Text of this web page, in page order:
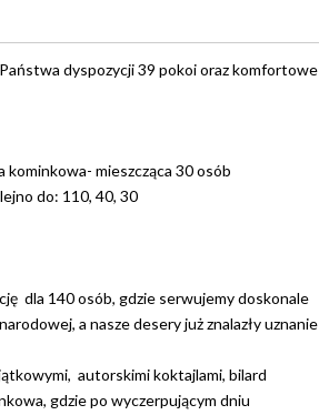
dyspozycji 39 pokoi oraz komfortowe
kominkowa- mieszcząca 30 osób
do: 110, 40, 30
dla 140 osób, gdzie serwujemy doskonale
a nasze desery już znalazły uznanie
autorskimi koktajlami, bilard
gdzie po wyczerpującym dniu